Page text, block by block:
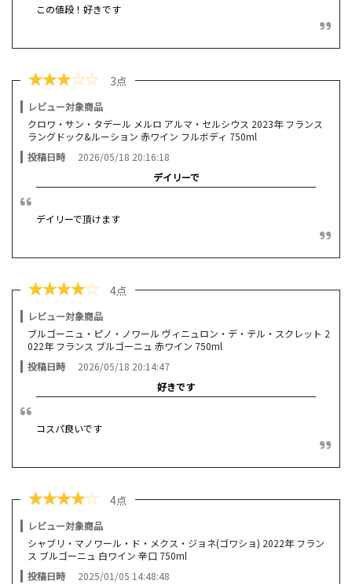
この値段！好きです
★★★☆☆ 3点
レビュー対象商品
クロワ・サン・タデール メルロ アルマ・セルシウス 2023年 フランス
ラングドック&ルーション 赤ワイン フルボディ 750ml
投稿日時
2026/05/18 20:16:18
デイリーで
デイリーで頂けます
★★★★☆ 4点
レビュー対象商品
ブルゴーニュ・ピノ・ノワール ヴィニュロン・デ・テル・スクレット 2
022年 フランス ブルゴーニュ 赤ワイン 750ml
投稿日時
2026/05/18 20:14:47
好きです
コスパ良いです
★★★★☆ 4点
レビュー対象商品
シャブリ・マノワール・ド・メクス・ジョネ(ゴワショ) 2022年 フラン
ス ブルゴーニュ 白ワイン 辛口 750ml
投稿日時
2025/01/05 14:48:48